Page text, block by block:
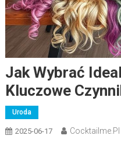
Jak Wybrać
Kluczowe
Uroda
2025-06-17 Cocktailme.pl